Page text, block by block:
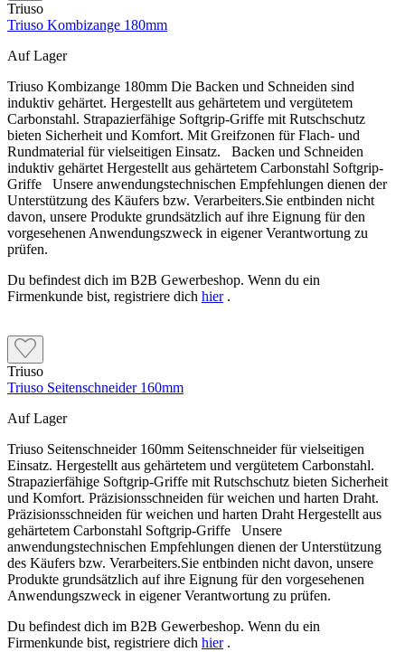
Triuso
Triuso Kombizange 180mm
Auf Lager
Triuso Kombizange 180mm Die Backen und Schneiden sind
induktiv gehärtet. Hergestellt aus gehärtetem und vergütetem
Carbonstahl. Strapazierfähige Softgrip-Griffe mit Rutschschutz
bieten Sicherheit und Komfort. Mit Greifzonen für Flach- und
Rundmaterial für vielseitigen Einsatz. Backen und Schneiden
induktiv gehärtet Hergestellt aus gehärtetem Carbonstahl Softgrip-
Griffe Unsere anwendungstechnischen Empfehlungen dienen der
Unterstützung des Käufers bzw. Verarbeiters.Sie entbinden nicht
davon, unsere Produkte grundsätzlich auf ihre Eignung für den
vorgesehenen Anwendungszweck in eigener Verantwortung zu
prüfen.
Du befindest dich im B2B Gewerbeshop. Wenn du ein
Firmenkunde bist, registriere dich hier.
Triuso
Triuso Seitenschneider 160mm
Auf Lager
Triuso Seitenschneider 160mm Seitenschneider für vielseitigen
Einsatz. Hergestellt aus gehärtetem und vergütetem Carbonstahl.
Strapazierfähige Softgrip-Griffe mit Rutschschutz bieten Sicherheit
und Komfort. Präzisionsschneiden für weichen und harten Draht.
Präzisionsschneiden für weichen und harten Draht Hergestellt aus
gehärtetem Carbonstahl Softgrip-Griffe Unsere
anwendungstechnischen Empfehlungen dienen der Unterstützung
des Käufers bzw. Verarbeiters.Sie entbinden nicht davon, unsere
Produkte grundsätzlich auf ihre Eignung für den vorgesehenen
Anwendungszweck in eigener Verantwortung zu prüfen.
Du befindest dich im B2B Gewerbeshop. Wenn du ein
Firmenkunde bist, registriere dich hier.